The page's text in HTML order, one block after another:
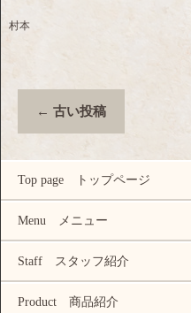
村本
← 古い投稿
Top page トップページ
Menu メニュー
Staff スタッフ紹介
Product 商品紹介